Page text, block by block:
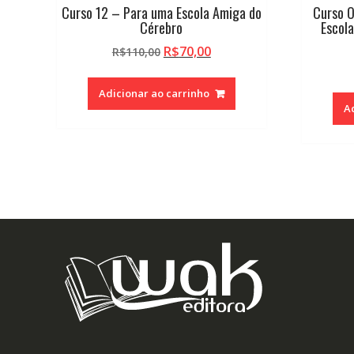
Curso 12 – Para uma Escola Amiga do
Cérebro
R$110,00 O
original
era:
R$70,00O
atual
é:
Adicionar ao carrinho
Curso